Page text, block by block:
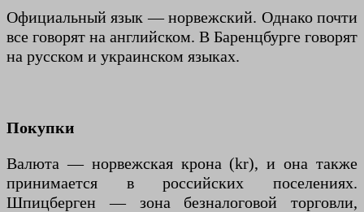
Официальный язык — норвежский. Однако почти
все говорят на английском. В Баренцбурге говорят
на русском и украинском языках.
Покупки
Валюта — норвежская крона (kr), и она также
принимается в российских поселениях.
Шпицберген — зона безналоговой торговли,